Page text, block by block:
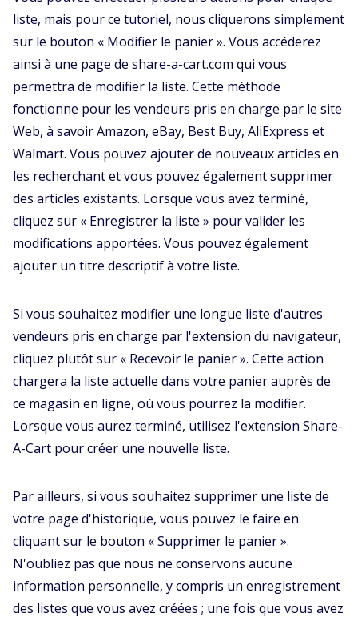
liste, mais pour ce tutoriel, nous cliquerons simplement
sur le bouton « Modifier le panier ». Vous accéderez
ainsi à une page de share-a-cart.com qui vous
permettra de modifier la liste. Cette méthode
fonctionne pour les vendeurs pris en charge par le site
Web, à savoir Amazon, eBay, Best Buy, AliExpress et
Walmart. Vous pouvez ajouter de nouveaux articles en
les recherchant et vous pouvez également supprimer
des articles existants. Lorsque vous avez terminé,
cliquez sur « Enregistrer la liste » pour valider les
modifications apportées. Vous pouvez également
ajouter un titre descriptif à votre liste.
Si vous souhaitez modifier une longue liste d'autres
vendeurs pris en charge par l'extension du navigateur,
cliquez plutôt sur « Recevoir le panier ». Cette action
chargera la liste actuelle dans votre panier auprès de
ce magasin en ligne, où vous pourrez la modifier.
Lorsque vous aurez terminé, utilisez l'extension Share-
A-Cart pour créer une nouvelle liste.
Par ailleurs, si vous souhaitez supprimer une liste de
votre page d'historique, vous pouvez le faire en
cliquant sur le bouton « Supprimer le panier ».
N'oubliez pas que nous ne conservons aucune
information personnelle, y compris un enregistrement
des listes que vous avez créées ; une fois que vous avez